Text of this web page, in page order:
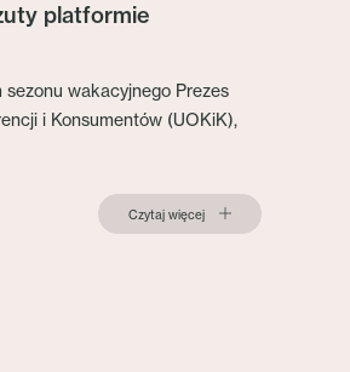
platformie
wakacyjnego Prezes
i Konsumentów (UOKiK),
Czytaj więcej